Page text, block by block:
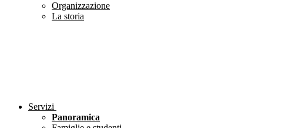
Organizzazione
La storia
Servizi
Panoramica